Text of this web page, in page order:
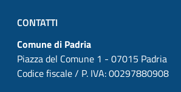
CONTATTI
Comune di Padria
Piazza del Comune 1 - 07015 Padria
Codice fiscale / P. IVA: 00297880908